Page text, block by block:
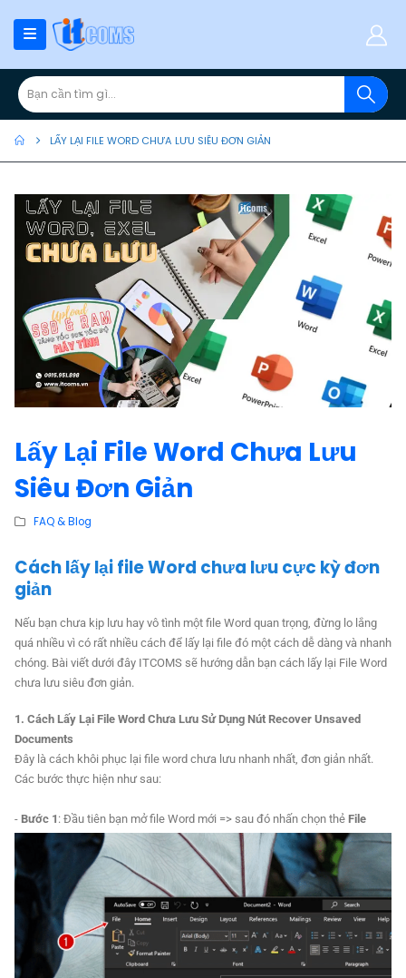
LẤY LẠI FILE WORD CHƯA LƯU SIÊU ĐƠN GIẢN
Lấy Lại File Word Chưa Lưu
Siêu Đơn Giản
FAQ & Blog
Cách lấy lại file Word chưa lưu cực kỳ đơn
giản
Nếu bạn chưa kịp lưu hay vô tình một file Word quan trọng, đừng lo lắng
quá nhiều vì có rất nhiều cách để lấy lại file đó một cách dễ dàng và nhanh
chóng. Bài viết dưới đây ITCOMS sẽ hướng dẫn bạn cách lấy lại File Word
chưa lưu siêu đơn giản.
1. Cách Lấy Lại File Word Chưa Lưu Sử Dụng Nút Recover Unsaved
Documents
Đây là cách khôi phục lại file word chưa lưu nhanh nhất, đơn giản nhất.
Các bước thực hiện như sau:
- Bước 1 : Đầu tiên bạn mở file Word mới => sau đó nhấn chọn thẻ File